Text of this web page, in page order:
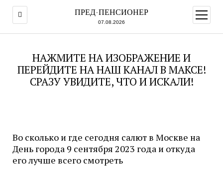
ПРЕД-ПЕНСИОНЕР
07.08.2026
меню
НАЖМИТЕ НА ИЗОБРАЖЕНИЕ И
ПЕРЕЙДИТЕ НА НАШ КАНАЛ В МАКСЕ!
СРАЗУ УВИДИТЕ, ЧТО И ИСКАЛИ!
Во сколько и где сегодня салют в Москве на
День города 9 сентября 2023 года и откуда
его лучше всего смотреть